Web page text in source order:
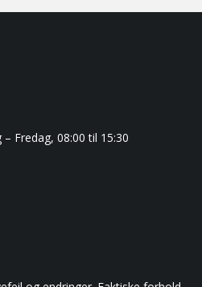
Fredag, 08:00 til 15:30